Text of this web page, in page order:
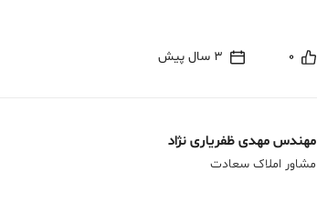
0 3 سال پیش
مهندس مهدی ظفریاری نژاد
مشاور املاک سعادت